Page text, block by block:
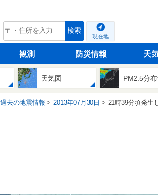
tenki.jp 検索
現在地
観測 防災情報 天
天気図 PM2.5分布
過去の地震情報 2013年07月30日 21時39分頃発生